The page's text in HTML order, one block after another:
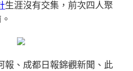
生涯沒有交集，前次四人聚
報、成都日報錦觀新聞、此